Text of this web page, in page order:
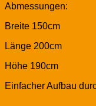
Abmessungen:
Breite 150cm
Länge 200cm
Höhe 190cm
Einfacher Aufbau